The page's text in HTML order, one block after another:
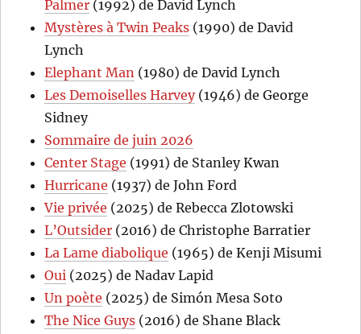
Palmer (1992) de David Lynch
Mystères à Twin Peaks (1990) de David
Lynch
Elephant Man (1980) de David Lynch
Les Demoiselles Harvey(1946) de George
Sidney
Sommaire de juin 2026
Center Stage (1991) de Stanley Kwan
Hurricane (1937) de John Ford
Vie privée (2025) de Rebecca Zlotowski
L’Outsider (2016) de Christophe Barratier
La Lame diabolique (1965) de Kenji Misumi
Oui (2025) de Nadav Lapid
Un poète (2025) de Simón Mesa Soto
The Nice Guys (2016) de Shane Black